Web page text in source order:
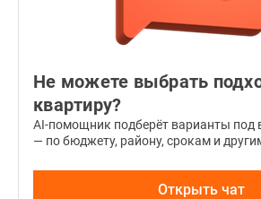
консьержа
колясочные.
Установлены
современные
Не можете выбрать
квартиру?
AI-помощник подберёт варианты под
— по бюджету, району, срокам и
Открыть чат